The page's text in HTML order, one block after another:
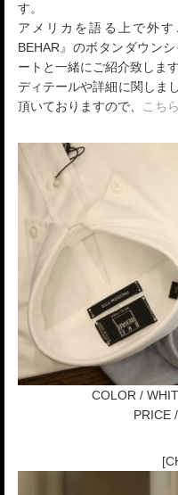
す。
アメリカを語る上で外
BEHAR』のボタンダウン
ートと一緒にご紹介致します
ディテールや詳細に関しま
頂いておりますので、
こちら
COLOR /
PRICE